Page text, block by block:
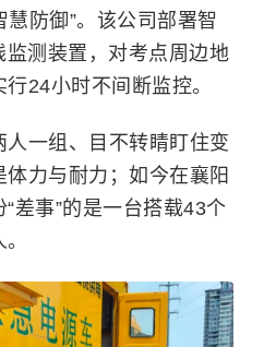
慧防御”。该公司部署智
测装置，对考点周边地
24小时不间断监控。
一组、目不转睛盯住变
力与耐力；如今在襄阳
差事”的是一台搭载43个